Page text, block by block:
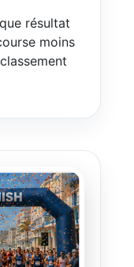
résultat
moins